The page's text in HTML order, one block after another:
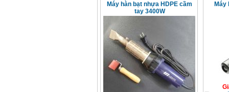
Máy hàn bạt nhựa HDPE cầm
tay 3400W
Máy